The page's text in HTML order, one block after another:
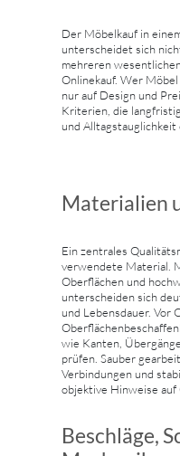
Der Möbelkauf in
unterscheidet sich
mehreren
Onlinekauf. Wer
nur auf Design und
Kriterien, die
und Alltagstauglichkeit
Materialien
Ein zentrales
verwendete Material.
Oberflächen und
unterscheiden sich
und Lebensdauer. Vor
wie Kanten,
prüfen. Sauber
Verbindungen und
objektive Hinweise auf
Beschläge,